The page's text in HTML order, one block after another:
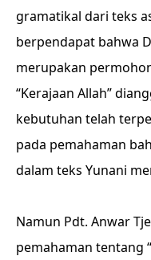
gramatikal dari teks
berpendapat bahwa
merupakan
“Kerajaan Allah”
kebutuhan telah
pada pemahaman
dalam teks Yunani
Namun Pdt. Anwar
pemahaman tentang